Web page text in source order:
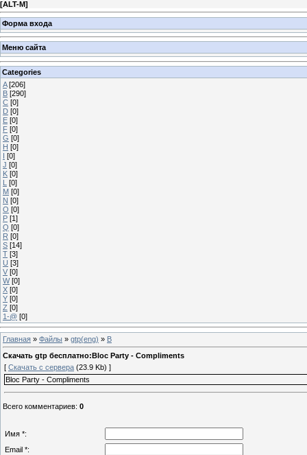
[ALT-M]
Форма входа
Меню сайта
Categories
A [206]
B [290]
C [0]
D [0]
E [0]
F [0]
G [0]
H [0]
I [0]
J [0]
K [0]
L [0]
M [0]
N [0]
O [0]
P [1]
Q [0]
R [0]
S [14]
T [3]
U [3]
V [0]
W [0]
X [0]
Y [0]
Z [0]
1-@ [0]
Главная » Файлы » gtp(eng) » B
Скачать gtp бесплатно:Bloc Party - Compliments
[ Скачать с сервера (23.9 Kb) ]
Bloc Party - Compliments
Всего комментариев: 0
Имя *:
Email *: